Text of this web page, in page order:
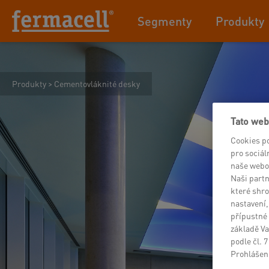
Segmenty Produkty
Produkty > Cementovláknité desky
Tato
Cookies
pro
naše
Naši
které
přípustné
základě
podle čl.